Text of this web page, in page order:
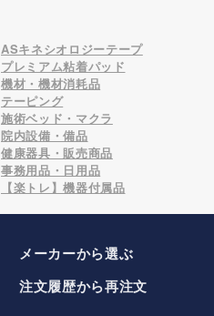
ASキネシオロジーテープ
プレミアム粘着パッド
機材・機材消耗品
テーピング
施術ベッド・マクラ
院内設備・備品
健康器具・販売商品
事務用品・日用品
【楽トレ】機器付属品
メーカーから選ぶ
注文履歴から再注文